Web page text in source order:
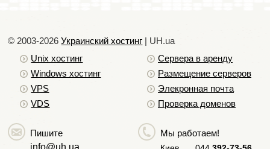
© 2003-2026Украинский хостинг | UH.ua
Unix хостинг
Windows хостинг
VPS
VDS
Сервера в аренду
Размещение серверов
Элекронная почта
Проверка доменов
Пишите
info@uh.ua
Мы работаем!